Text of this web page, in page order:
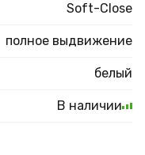
Soft-Close
полное выдвижение
белый
В наличии